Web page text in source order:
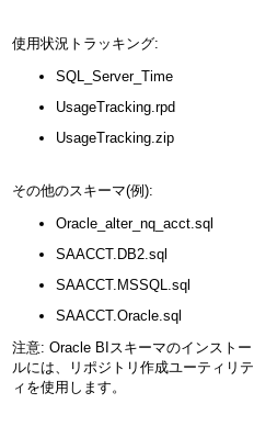
使用状況トラッキング:
SQL_Server_Time
UsageTracking.rpd
UsageTracking.zip
その他のスキーマ(例):
Oracle_alter_nq_acct.sql
SAACCT.DB2.sql
SAACCT.MSSQL.sql
SAACCT.Oracle.sql
注意: Oracle BIスキーマのインストー
ルには、リポジトリ作成ユーティリテ
ィを使用します。